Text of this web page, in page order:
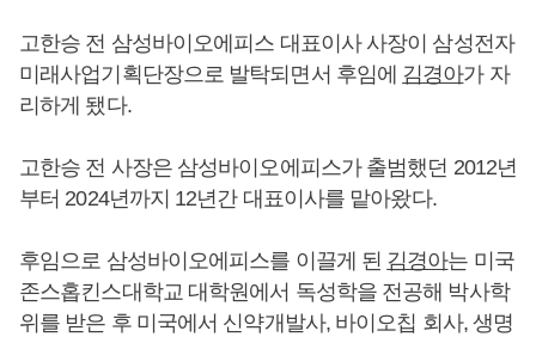
고한승 전 삼성바이오에피스 대표이사 사장이 삼성전자
미래사업기획단장으로 발탁되면서 후임에 김경아가 자
리하게 됐다.
고한승 전 사장은 삼성바이오에피스가 출범했던 2012년
부터 2024년까지 12년간 대표이사를 맡아왔다.
후임으로 삼성바이오에피스를 이끌게 된 김경아는 미국
존스홉킨스대학교 대학원에서 독성학을 전공해 박사학
위를 받은 후 미국에서 신약개발사, 바이오칩 회사, 생명